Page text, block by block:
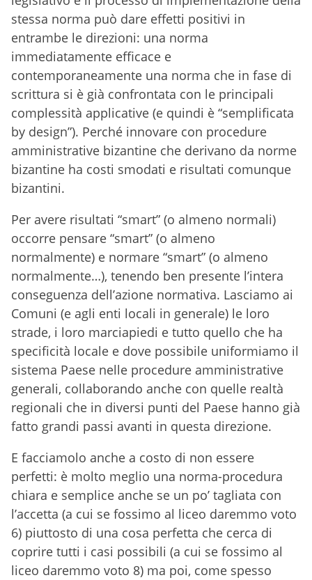
stessa norma può dare effetti positivi in
entrambe le direzioni: una norma
immediatamente efficace e
contemporaneamente una norma che in fase di
scrittura si è già confrontata con le principali
complessità applicative (e quindi è “semplificata
by design”). Perché innovare con procedure
amministrative bizantine che derivano da norme
bizantine ha costi smodati e risultati comunque
bizantini.
Per avere risultati “smart” (o almeno normali)
occorre pensare “smart” (o almeno
normalmente) e normare “smart” (o almeno
normalmente…), tenendo ben presente l’intera
conseguenza dell’azione normativa. Lasciamo ai
Comuni (e agli enti locali in generale) le loro
strade, i loro marciapiedi e tutto quello che ha
specificità locale e dove possibile uniformiamo il
sistema Paese nelle procedure amministrative
generali, collaborando anche con quelle realtà
regionali che in diversi punti del Paese hanno già
fatto grandi passi avanti in questa direzione.
E facciamolo anche a costo di non essere
perfetti: è molto meglio una norma-procedura
chiara e semplice anche se un po’ tagliata con
l’accetta (a cui se fossimo al liceo daremmo voto
6) piuttosto di una cosa perfetta che cerca di
coprire tutti i casi possibili (a cui se fossimo al
liceo daremmo voto 8) ma poi, come spesso